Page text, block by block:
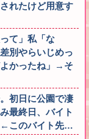
れたけど用意す
て」私「な
別やらいじめっ
かったね」→そ
初日に公園で凄
最終日、バイト
←このバイト先…